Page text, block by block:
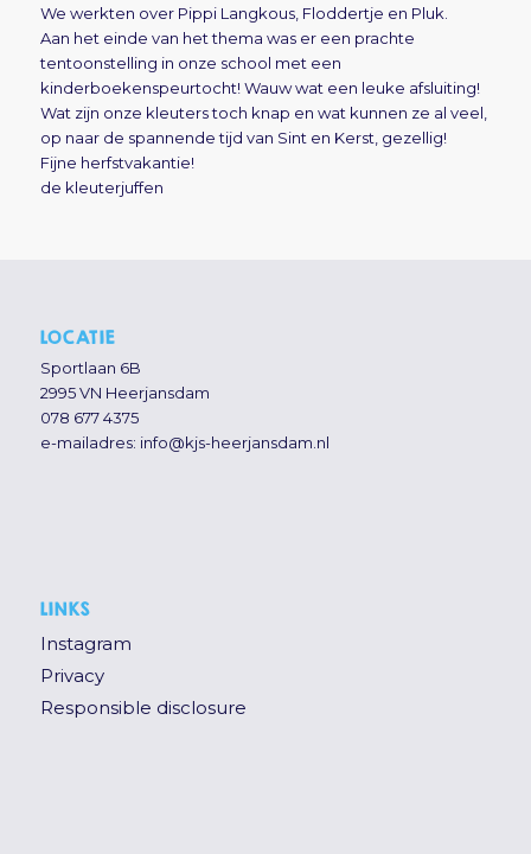
We werkten over Pippi Langkous, Floddertje en Pluk.
Aan het einde van het thema was er een prachte
tentoonstelling in onze school met een
kinderboekenspeurtocht! Wauw wat een leuke afsluiting!
Wat zijn onze kleuters toch knap en wat kunnen ze al veel,
op naar de spannende tijd van Sint en Kerst, gezellig!
Fijne herfstvakantie!
de kleuterjuffen
LOCATIE
Sportlaan 6B
2995 VN Heerjansdam
078 677 4375
e-mailadres: info@kjs-heerjansdam.nl
LINKS
Instagram
Privacy
Responsible disclosure